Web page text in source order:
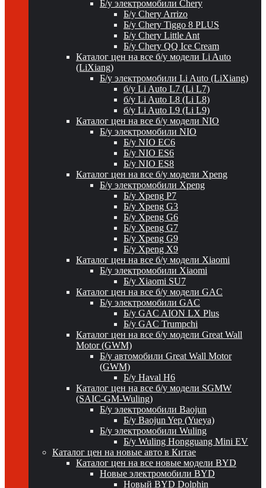
Б/у электромобили Chery
Б/у Chery Arrizo
Б/у Chery Tiggo 8 PLUS
Б/у Chery Little Ant
Б/у Chery QQ Ice Cream
Каталог цен на все б/у модели Li Auto
(LiXiang)
Б/у электромобили Li Auto (LiXiang)
б/у Li Auto L7 (Li L7)
б/у Li Auto L8 (Li L8)
б/у Li Auto L9 (Li L9)
Каталог цен на все б/у модели NIO
Б/у электромобили NIO
Б/у NIO EC6
Б/у NIO ES6
Б/у NIO ES8
Каталог цен на все б/у модели Xpeng
Б/у электромобили Xpeng
Б/у Xpeng P7
Б/у Xpeng G3
Б/у Xpeng G6
Б/у Xpeng G7
Б/у Xpeng G9
Б/у Xpeng X9
Каталог цен на все б/у модели Xiaomi
Б/у электромобили Xiaomi
Б/у Xiaomi SU7
Каталог цен на все б/у модели GAC
Б/у электромобили GAC
Б/у GAC AION LX Plus
Б/у GAC Trumpchi
Каталог цен на все б/у модели Great Wall
Motor (GWM)
Б/у автомобили Great Wall Motor
(GWM)
Б/у Haval H6
Каталог цен на все б/у модели SGMW
(SAIC-GM-Wuling)
Б/у электромобили Baojun
Б/у Baojun Yep (Yueya)
Б/у электромобили Wuling
Б/у Wuling Hongguang Mini EV
Каталог цен на новые авто в Китае
Каталог цен на все новые модели BYD
Новые электромобили BYD
Новый BYD Dolphin